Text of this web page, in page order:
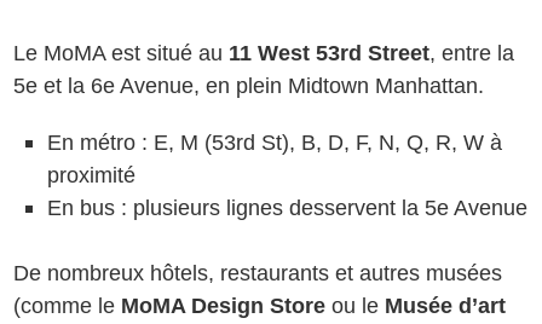
Le MoMA est situé au 11 West 53rd Street, entre la
5e et la 6e Avenue, en plein Midtown Manhattan.
En métro : E, M (53rd St), B, D, F, N, Q, R, W à
proximité
En bus : plusieurs lignes desservent la 5e Avenue
De nombreux hôtels, restaurants et autres musées
(comme le MoMA Design Store ou le Musée d’art